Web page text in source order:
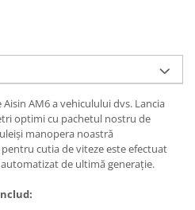
AM6 a vehiculului dvs. Lancia
optimi cu pachetul nostru de
manopera noastră
cutia de viteze este efectuat
de ultimă generație.